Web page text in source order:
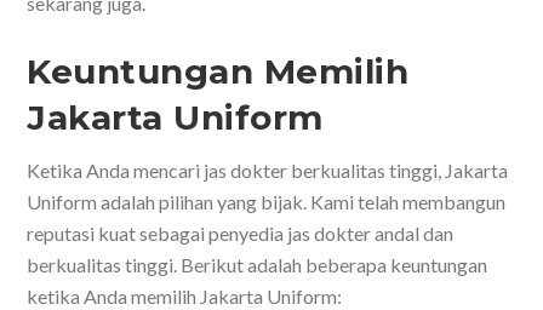
Keuntungan Memilih
Jakarta Uniform
Ketika Anda mencari jas dokter berkualitas tinggi, Jakarta
Uniform adalah pilihan yang bijak. Kami telah membangun
reputasi kuat sebagai penyedia jas dokter andal dan
berkualitas tinggi. Berikut adalah beberapa keuntungan
ketika Anda memilih Jakarta Uniform: